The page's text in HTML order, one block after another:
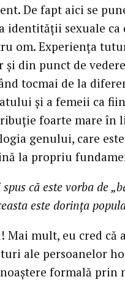
De fapt aici se
identităţii sexuale
om. Experienţa
şi din punct de
tocmai de la
şi a femeii ca
foarte mare în
genului, care
la propriu
că este vorba de
este dorinţa
Mai mult, eu cred că
ale persoanelor
formală prin